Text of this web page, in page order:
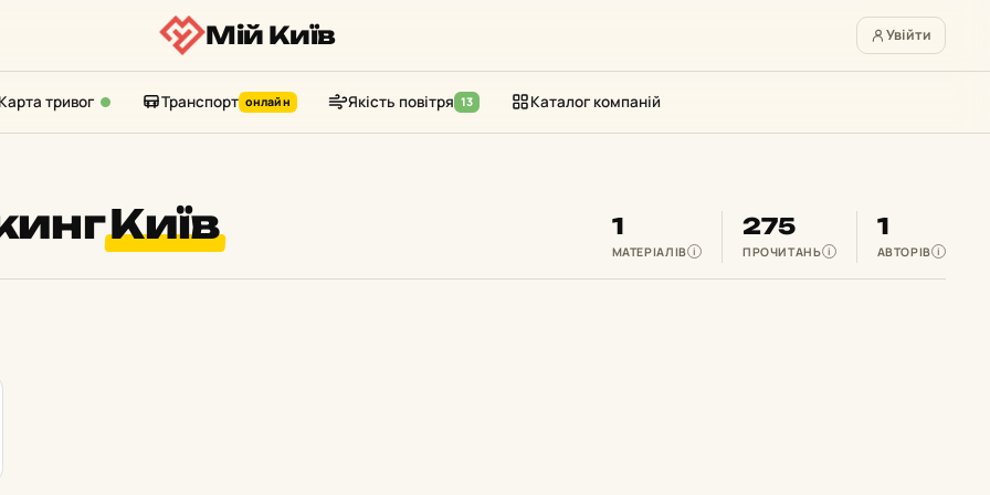
Мій Київ Увійти
Карта тривог Транспорт онлайн Якість повітря 13 Каталог компаній
Київ 1
МАТЕРІАЛІВ i
275
ПРОЧИТАНЬ i
1
АВТОРІВ i